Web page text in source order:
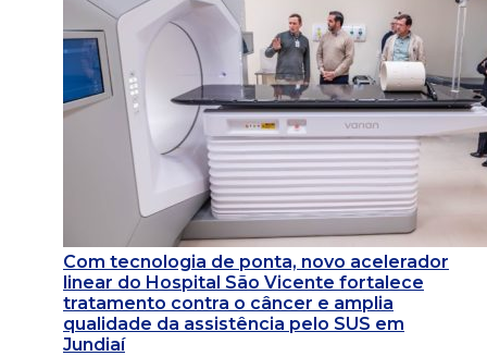
Com tecnologia de ponta, novo acelerador
linear do Hospital São Vicente fortalece
tratamento contra o câncer e amplia
qualidade da assistência pelo SUS em
Jundiaí